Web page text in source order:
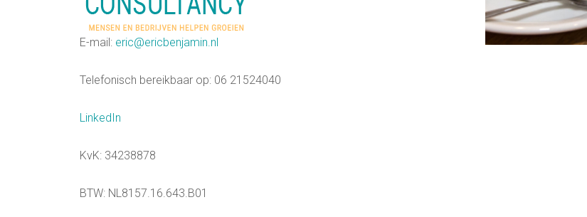
E-mail: eric@ericbenjamin.nl
Telefonisch bereikbaar op: 06 21524040
LinkedIn
KvK: 34238878
BTW: NL8157.16.643.B01